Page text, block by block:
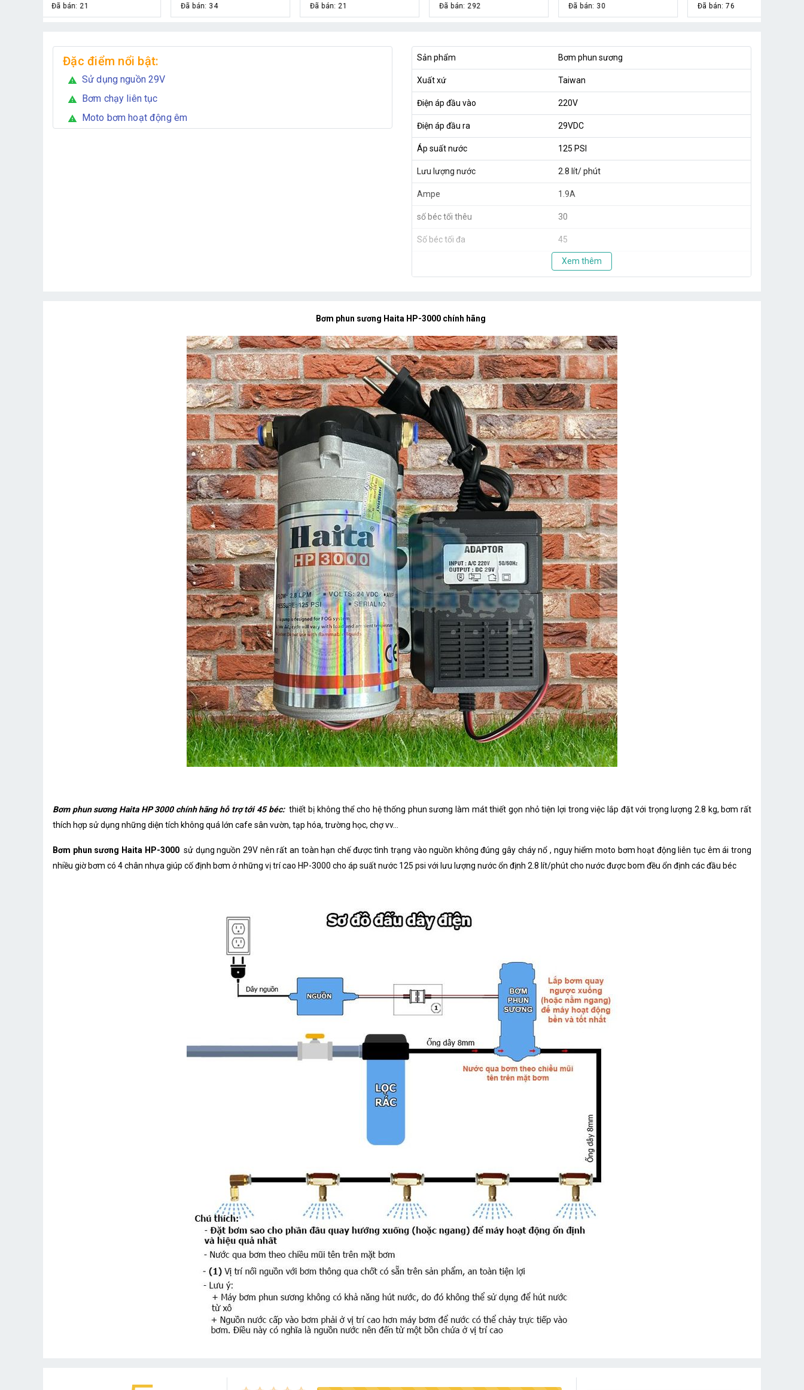
Đã bán: 34 Đã bán: 21 Đã bán: 292 Đã bán: 30 Đã bán: 76 Đã bán: 80
Đặc điểm nổi bật:
warning Sử dụng nguồn 29V
warning Bơm chạy liên tục
warning Moto bơm hoạt động êm
Sản phẩm Bơm phun sương
Xuất xứ Taiwan
Điện áp đầu vào 220V
Điện áp đầu ra 29VDC
Áp suất nước 125 PSI
Lưu lượng nước 2.8 lít/ phút
Ampe 1.9A
số béc tối thêu 30
Số béc tối đa 45
Xem thêm
Bơm phun sương Haita HP-3000 chính hãng
Bơm phun sương Haita HP 3000 chính hãng hỗ trợ tới 45 béc: thiết bị không thể cho hệ thống phun sương làm mát thiết gọn nhỏ tiện lợi trong việc lắp đặt với trọng lượng 2.8 kg, bơm rất
thích hợp sử dụng những diện tích không quá lớn cafe sân vườn, tạp hóa, trường học, chợ vv...
Bơm phun sương Haita HP-3000 sử dụng nguồn 29V nên rất an toàn hạn chế được tình trạng vào nguồn không đúng gây cháy nổ , nguy hiểm moto bơm hoạt động liên tục êm ái trong
nhiều giờ bơm có 4 chân nhựa giúp cố định bơm ở những vị trí cao HP-3000 cho áp suất nước 125 psi với lưu lượng nước ổn định 2.8 lít/phút cho nước được bom đều ổn định các đầu béc